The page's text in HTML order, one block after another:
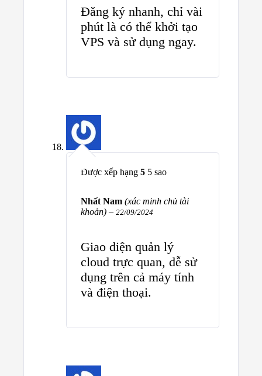
Đăng ký nhanh, chỉ vài
phút là có thể khởi tạo
VPS và sử dụng ngay.
Được xếp hạng 5 5 sao
Nhất Nam (xác minh chủ tài
khoản) – 22/09/2024
Giao diện quản lý
cloud trực quan, dễ sử
dụng trên cả máy tính
và điện thoại.